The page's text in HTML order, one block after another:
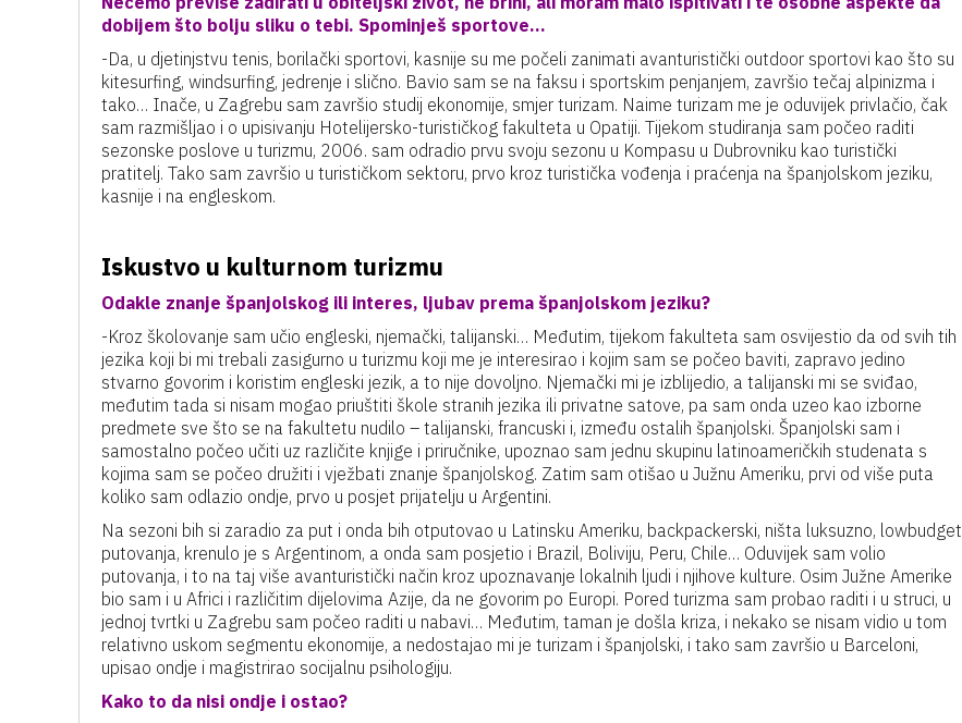
dobijem što bolju sliku o tebi. Spominješ sportove…
-Da, u djetinjstvu tenis, borilački sportovi, kasnije su me počeli zanimati avanturistički outdoor sportovi kao što su
kitesurfing, windsurfing, jedrenje i slično. Bavio sam se na faksu i sportskim penjanjem, završio tečaj alpinizma i
tako… Inače, u Zagrebu sam završio studij ekonomije, smjer turizam. Naime turizam me je oduvijek privlačio, čak
sam razmišljao i o upisivanju Hotelijersko-turističkog fakulteta u Opatiji. Tijekom studiranja sam počeo raditi
sezonske poslove u turizmu, 2006. sam odradio prvu svoju sezonu u Kompasu u Dubrovniku kao turistički
pratitelj. Tako sam završio u turističkom sektoru, prvo kroz turistička vođenja i praćenja na španjolskom jeziku,
kasnije i na engleskom.
Iskustvo u kulturnom turizmu
Odakle znanje španjolskog ili interes, ljubav prema španjolskom jeziku?
-Kroz školovanje sam učio engleski, njemački, talijanski… Međutim, tijekom fakulteta sam osvijestio da od svih tih
jezika koji bi mi trebali zasigurno u turizmu koji me je interesirao i kojim sam se počeo baviti, zapravo jedino
stvarno govorim i koristim engleski jezik, a to nije dovoljno. Njemački mi je izblijedio, a talijanski mi se sviđao,
međutim tada si nisam mogao priuštiti škole stranih jezika ili privatne satove, pa sam onda uzeo kao izborne
predmete sve što se na fakultetu nudilo – talijanski, francuski i, između ostalih španjolski. Španjolski sam i
samostalno počeo učiti uz različite knjige i priručnike, upoznao sam jednu skupinu latinoameričkih studenata s
kojima sam se počeo družiti i vježbati znanje španjolskog. Zatim sam otišao u Južnu Ameriku, prvi od više puta
koliko sam odlazio ondje, prvo u posjet prijatelju u Argentini.
Na sezoni bih si zaradio za put i onda bih otputovao u Latinsku Ameriku, backpackerski, ništa luksuzno, lowbudget
putovanja, krenulo je s Argentinom, a onda sam posjetio i Brazil, Boliviju, Peru, Chile… Oduvijek sam volio
putovanja, i to na taj više avanturistički način kroz upoznavanje lokalnih ljudi i njihove kulture. Osim Južne Amerike
bio sam i u Africi i različitim dijelovima Azije, da ne govorim po Europi. Pored turizma sam probao raditi i u struci, u
jednoj tvrtki u Zagrebu sam počeo raditi u nabavi… Međutim, taman je došla kriza, i nekako se nisam vidio u tom
relativno uskom segmentu ekonomije, a nedostajao mi je turizam i španjolski, i tako sam završio u Barceloni,
upisao ondje i magistrirao socijalnu psihologiju.
Kako to da nisi ondje i ostao?